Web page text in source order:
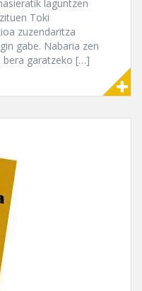
laguntzen
Toki
zuzendaritza
gabe. Nabaria zen
bera garatzeko […]